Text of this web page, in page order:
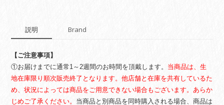
説明 Brand
【ご注意事項】
①お届けまでに通常1～2週間のお時間を頂戴します。 当商品は、生
地在庫限り順次販売終了となります。他店舗と在庫を共有しているた
め、状況によっては商品をご用意できない場合もございます。あらか
じめご了承ください。 当商品と別商品を同時購入される場合、商品は